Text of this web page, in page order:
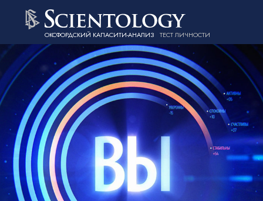
ОКСФОРДСКИЙ КАПАСИТИ-АНАЛИЗ ТЕСТ ЛИЧНОСТИ